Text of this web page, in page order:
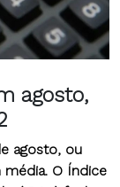
agosto,
agosto, ou
O Índice